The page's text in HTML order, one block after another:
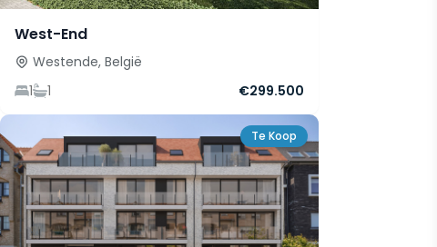
West-End
Westende, België
1
1 €299.500
Te Koop